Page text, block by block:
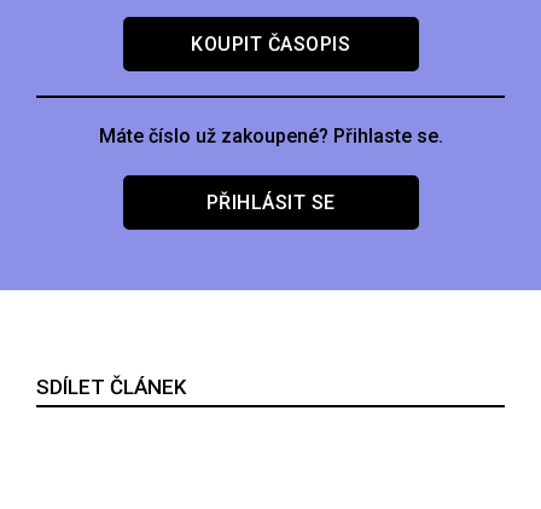
KOUPIT ČASOPIS
Máte číslo už zakoupené? Přihlaste se.
PŘIHLÁSIT SE
SDÍLET ČLÁNEK